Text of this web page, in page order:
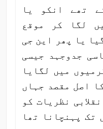
تھے انکو یا
لگا کر موقع
یا پھر این جی
جدوجہد جیسی
میں لگایا
اصل مقصد جہاں
نظریات کو
تک پہنچانا تھا